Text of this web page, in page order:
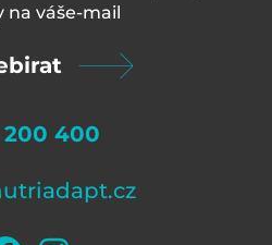
na váše-mail
200 400